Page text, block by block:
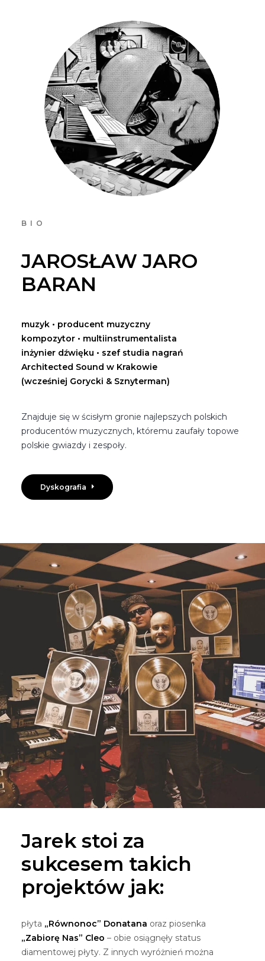
BIO
JAROSŁAW JARO
BARAN
muzyk • producent muzyczny
kompozytor • multiinstrumentalista
inżynier dźwięku • szef studia nagrań
Architected Sound w Krakowie
(wcześniej Gorycki & Sznyterman)
Znajduje się w ścisłym gronie najlepszych polskich
producentów muzycznych, któremu zaufały topowe
polskie gwiazdy i zespoły.
Dyskografia
Jarek stoi za
sukcesem takich
projektów jak:
płyta „Równonoc” Donatana oraz piosenka
„Zabiorę Nas” Cleo – obie osiągnęły status
diamentowej płyty. Z innych wyróżnień można